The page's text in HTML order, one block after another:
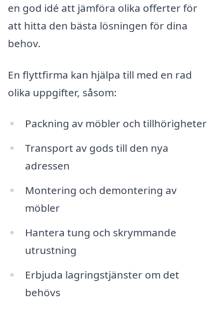
en god idé att jämföra olika offerter för
att hitta den bästa lösningen för dina
behov.
En flyttfirma kan hjälpa till med en rad
olika uppgifter, såsom:
Packning av möbler och tillhörigheter
Transport av gods till den nya
adressen
Montering och demontering av
möbler
Hantera tung och skrymmande
utrustning
Erbjuda lagringstjänster om det
behövs